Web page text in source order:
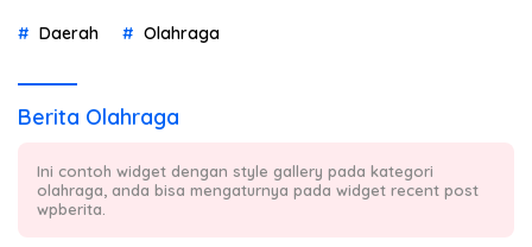
Daerah Olahraga
Berita Olahraga
Ini contoh widget dengan style gallery pada kategori
olahraga, anda bisa mengaturnya pada widget recent post
wpberita.